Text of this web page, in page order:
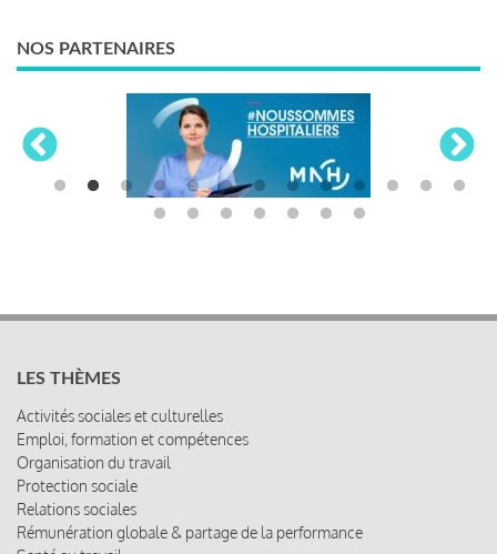
NOS PARTENAIRES
LES THÈMES
Activités sociales et culturelles
Emploi, formation et compétences
Organisation du travail
Protection sociale
Relations sociales
Rémunération globale & partage de la performance